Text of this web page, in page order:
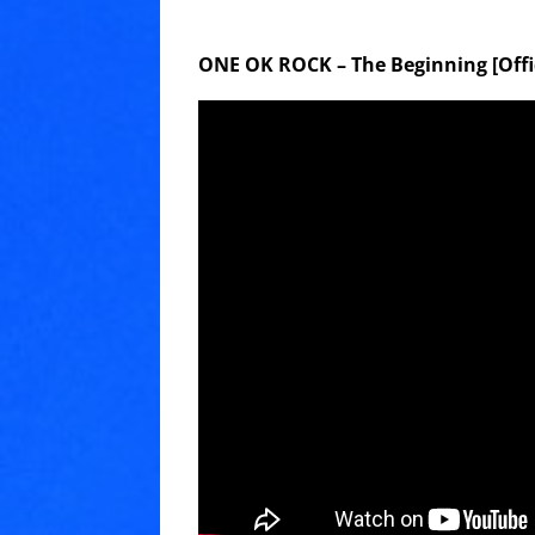
ONE OK ROCK – The Beginning